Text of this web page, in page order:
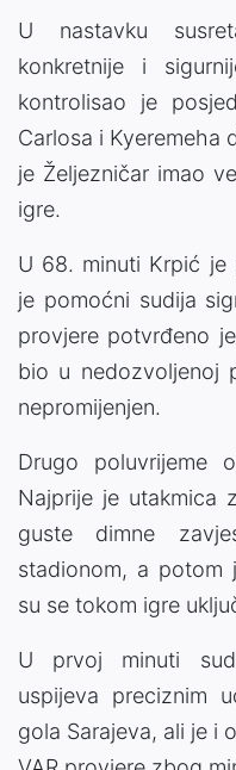
U nastavku
konkretnije i
kontrolisao je
Carlosa i
je Željezničar imao
igre.
U 68. minuti Krpić je
je pomoćni sudija
provjere potvrđeno
bio u nedozvoljenoj
nepromijenjen.
Drugo poluvrijeme
Najprije je utakmica
guste dimne
stadionom, a potom
su se tokom igre
U prvoj minuti
uspijeva preciznim
gola Sarajeva, ali je i